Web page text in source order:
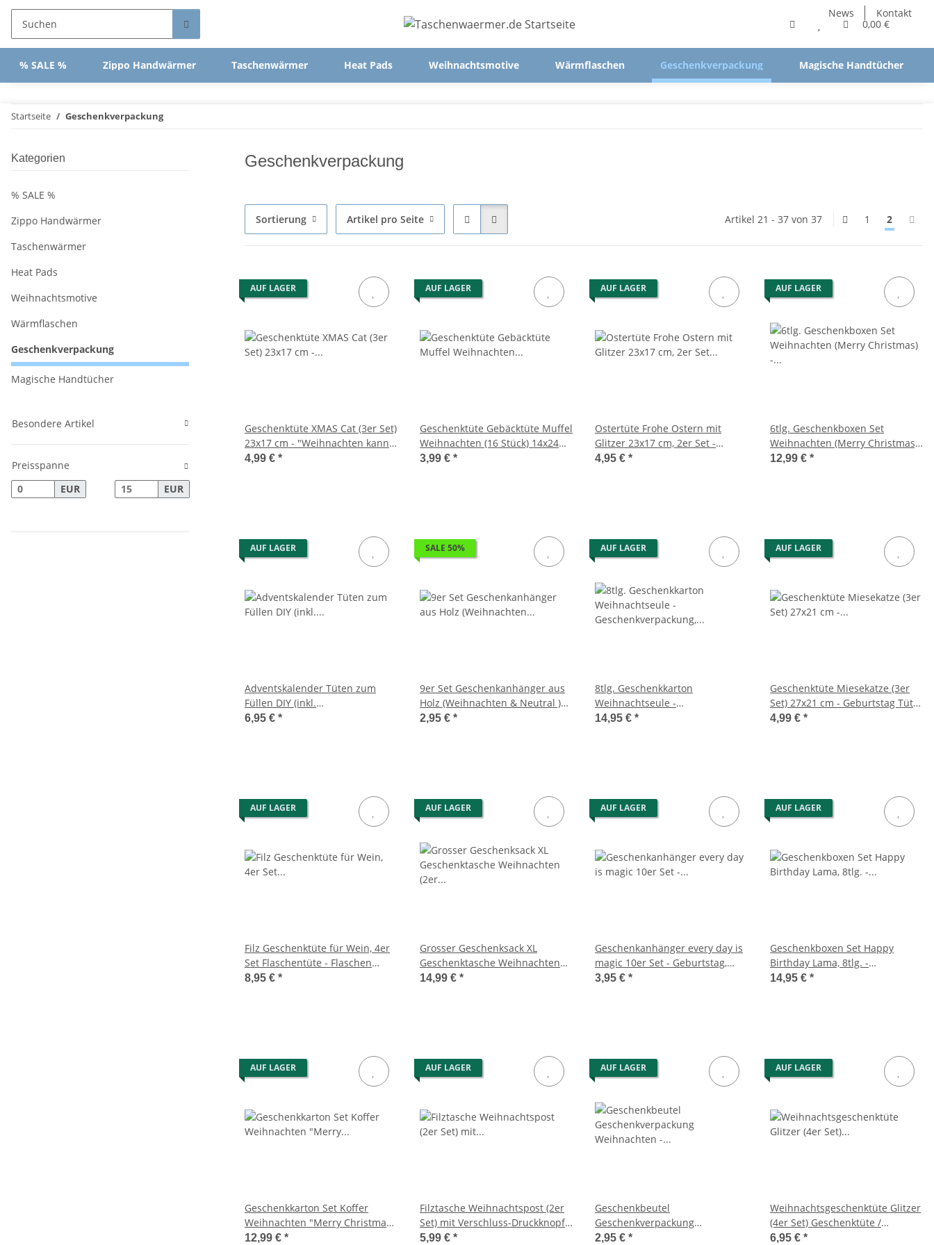
News
Kontakt
0,00 €
% SALE % Zippo Handwärmer Taschenwärmer Heat Pads Weihnachtsmotive Wärmflaschen Geschenkverpackung Magische Handtücher
Startseite Geschenkverpackung
Geschenkverpackung
Sortierung Artikel pro Seite Artikel 21 - 37 von 37 1 2
AUF LAGER
Geschenktüte XMAS Cat (3er Set)
23x17 cm - "Weihnachten kann
mich mal!" - Tüte Weihnachten
4,99 € *
AUF LAGER
Geschenktüte Gebäcktüte Muffel
Weihnachten (16 Stück) 14x24
cm, 2 Motive -
3,99 € *
AUF LAGER
Ostertüte Frohe Ostern mit
Glitzer 23x17 cm, 2er Set -
Geschenktüte Ostern mit Glitzer
4,95 € *
AUF LAGER
6tlg. Geschenkboxen Set
Weihnachten (Merry Christmas)
- Kartonagen, Geschenkkarton,
12,99 € *
AUF LAGER
Adventskalender Tüten zum
Füllen DIY (inkl.
Zahlenaufkleber) -
6,95 € *
SALE 50%
9er Set Geschenkanhänger aus
Holz (Weihnachten & Neutral )
gold, weiß
2,95 € *
AUF LAGER
8tlg. Geschenkkarton
Weihnachtseule -
Geschenkverpackung,
14,95 € *
AUF LAGER
Geschenktüte Miesekatze (3er
Set) 27x21 cm - Geburtstag Tüte
Katze, Geschenktasche,
4,99 € *
AUF LAGER
Filz Geschenktüte für Wein, 4er
Set Flaschentüte - Flaschen
Geschenktasche, Wein
8,95 € *
AUF LAGER
Grosser Geschenksack XL
Geschenktasche Weihnachten
(2er Set) 50x70 cm - Christmas
14,99 € *
AUF LAGER
Geschenkanhänger every day is
magic 10er Set - Geburtstag,
Geschenkverpackung
3,95 € *
AUF LAGER
Geschenkboxen Set Happy
Birthday Lama, 8tlg. -
Kartonagen, Geschenkkarton,
14,95 € *
AUF LAGER
Geschenkkarton Set Koffer
Weihnachten "Merry Christmas"
(2er Set) - Weihnachten Karton,
12,99 € *
AUF LAGER
Filztasche Weihnachtspost (2er
Set) mit Verschluss-Druckknopf
für kleine Weihnachtsgeschenke
5,99 € *
AUF LAGER
Geschenkbeutel
Geschenkverpackung
Weihnachten - Geschenktüte,
2,95 € *
AUF LAGER
Weihnachtsgeschenktüte Glitzer
(4er Set) Geschenktüte /
Geschenktasche Weihnachten
6,95 € *
Kategorien
% SALE %
Zippo Handwärmer
Taschenwärmer
Heat Pads
Weihnachtsmotive
Wärmflaschen
Geschenkverpackung
Magische Handtücher
Besondere Artikel
Preisspanne
EUR
EUR